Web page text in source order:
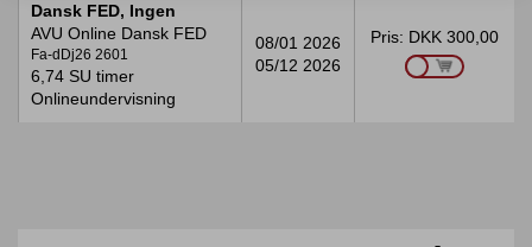
viser
hold
for
en
specifik
Dansk FED, Ingen
AVU Online Dansk FED
Fa-dDj26 2601
6,74 SU timer
Onlineundervisning
08/01 2026
05/12 2026
Pris: DKK 300,00